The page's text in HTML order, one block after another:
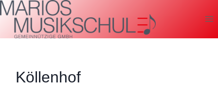
Zum
Inhalt
springen
Köllenhof